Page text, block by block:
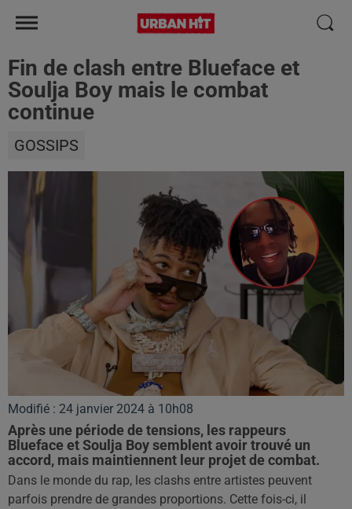
Fin de clash entre Blueface et
Soulja Boy mais le combat
continue
GOSSIPS
Modifié : 24 janvier 2024 à 10h08
Après une période de tensions, les rappeurs
Blueface et Soulja Boy semblent avoir trouvé un
accord, mais maintiennent leur projet de combat.
Dans le monde du rap, les clashs entre artistes peuvent
parfois prendre de grandes proportions. Cette fois-ci, il